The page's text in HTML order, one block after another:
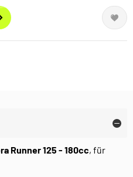
Runner 125 - 180cc, für